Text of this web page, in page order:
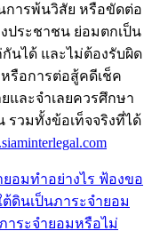
การพ้นวิสัย หรือขัดต่อ
ประชาชน ย่อมตกเป็น
นได้ และไม่ต้องรับผิด
รือการต่อสู้คดีเช็ค
และจำเลยควรศึกษา
วมทั้งข้อเท็จจริงที่ได้
อมทำอย่างไร ฟ้องขอ
ดินเป็นภาระจำยอม
ระจำยอมหรือไม่